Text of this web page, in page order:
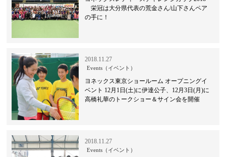
栄冠は大分県代表の荒金さん/山下さんペア
の手に！
2018.11.27
Events（イベント）
ヨネックス東京ショールーム オープニングイ
ベント 12月1日(土)に伊達公子、12月3日(月)に
高橋礼華のトークショー＆サイン会を開催
2018.11.27
Events（イベント）